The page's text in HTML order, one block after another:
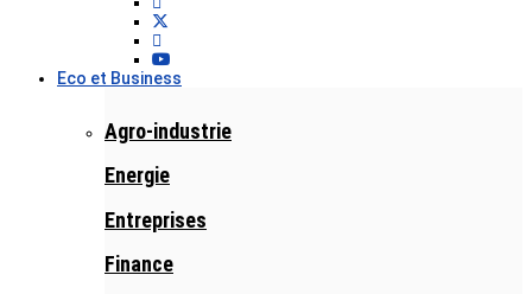
Eco et Business
Agro-industrie
Energie
Entreprises
Finance